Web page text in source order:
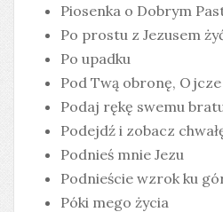
Piosenka o Dobrym
Po prostu z Jezusem
Po upadku
Pod Twą obronę,
Podaj rękę swemu
Podejdź i zobacz
Podnieś mnie Jezu
Podnieście wzrok ku
Póki mego życia